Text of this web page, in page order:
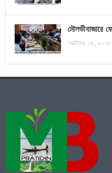
মৌলভীবাজারে
অক্টোবর ২৪, ২০১৮